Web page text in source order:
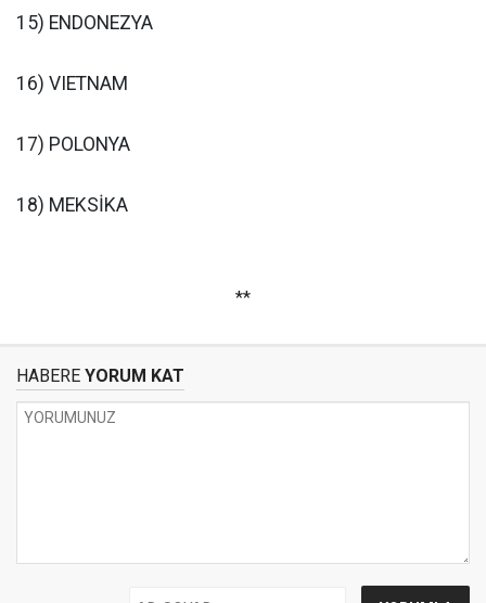
15) ENDONEZYA
16) VIETNAM
17) POLONYA
18) MEKSİKA
**
HABERE YORUM KAT